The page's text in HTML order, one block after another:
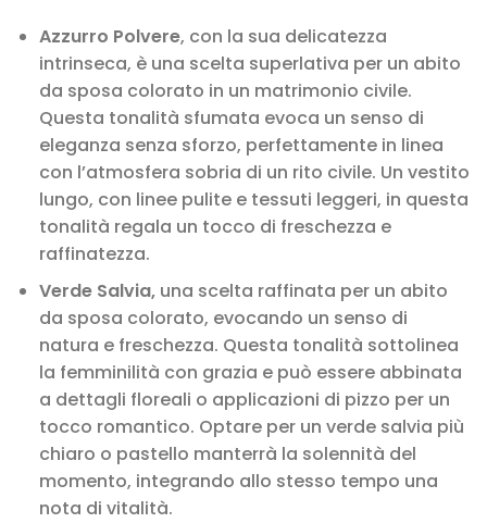
Azzurro Polvere, con la sua delicatezza
intrinseca, è una scelta superlativa per un abito
da sposa colorato in un matrimonio civile.
Questa tonalità sfumata evoca un senso di
eleganza senza sforzo, perfettamente in linea
con l’atmosfera sobria di un rito civile. Un vestito
lungo, con linee pulite e tessuti leggeri, in questa
tonalità regala un tocco di freschezza e
raffinatezza.
Verde Salvia,una scelta raffinata per un abito
da sposa colorato, evocando un senso di
natura e freschezza. Questa tonalità sottolinea
la femminilità con grazia e può essere abbinata
a dettagli floreali o applicazioni di pizzo per un
tocco romantico. Optare per un verde salvia più
chiaro o pastello manterrà la solennità del
momento, integrando allo stesso tempo una
nota di vitalità.